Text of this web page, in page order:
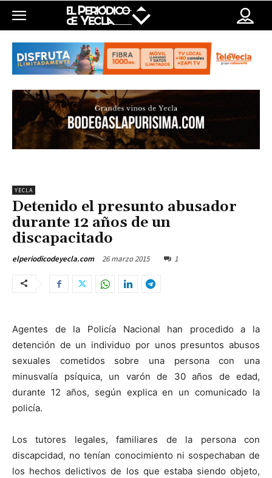
YECLA
Detenido el presunto abusador
durante 12 años de un
discapacitado
elperiodicodeyecla.com 26 marzo 2015 1
Agentes de la Policía Nacional han procedido a la
detención de un individuo por unos presuntos abusos
sexuales cometidos sobre una persona con una
minusvalía psíquica, un varón de 30 años de edad,
durante 12 años, según explica en un comunicado la
policía.
Los tutores legales, familiares de la persona con
discapcidad, no tenían conocimiento ni sospechaban de
los hechos delictivos de los que estaba siendo objeto,